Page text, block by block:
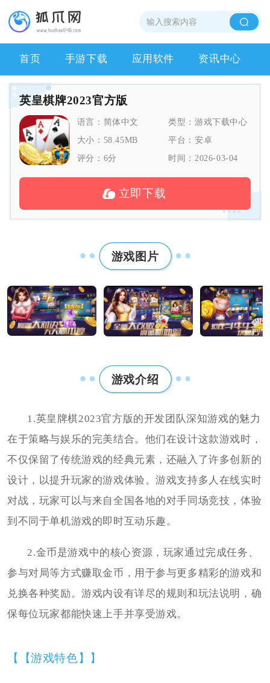
首页 手游下载 应用软件 资讯中心
英皇棋牌2023官方版
语言： 简体中文 类型：游戏下载中心
大小： 58.45MB 平台：安卓
评分： 6分 时间：2026-03-04
立即下载
游戏图片
游戏介绍
1.英皇牌棋2023官方版的开发团队深知游戏的魅力
在于策略与娱乐的完美结合。他们在设计这款游戏时，
不仅保留了传统游戏的经典元素，还融入了许多创新的
设计，以提升玩家的游戏体验。游戏支持多人在线实时
对战，玩家可以与来自全国各地的对手同场竞技，体验
到不同于单机游戏的即时互动乐趣。
2.金币是游戏中的核心资源，玩家通过完成任务、
参与对局等方式赚取金币，用于参与更多精彩的游戏和
兑换各种奖励。游戏内设有详尽的规则和玩法说明，确
保每位玩家都能快速上手并享受游戏。
【【游戏特色】】